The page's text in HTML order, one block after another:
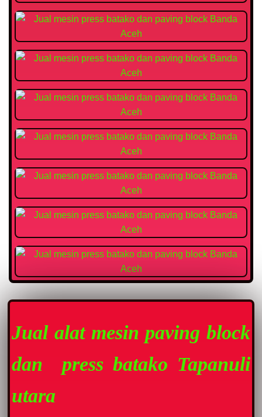
Jual alat mesin paving block
dan press batako Tapanuli
utara